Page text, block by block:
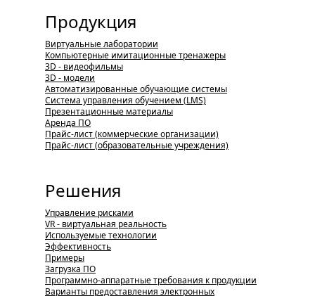
Продукция
Виртуальные лаборатории
Компьютерные имитационные тренажеры
3D - видеофильмы
3D - модели
Автоматизированные обучающие системы
Система управления обучением (LMS)
Презентационные материалы
Аренда ПО
Прайс-лист (коммерческие организации)
Прайс-лист (образовательные учреждения)
Решения
Управление рисками
VR - виртуальная реальность
Используемые технологии
Эффективность
Примеры
Загрузка ПО
Программно-аппаратные требования к продукции
Варианты предоставления электронных